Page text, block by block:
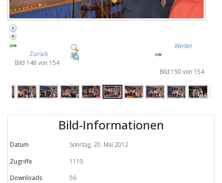
Zurück
Bild 148 von 154
Weiter
Bild 150 von 154
Bild-Informationen
Datum
Sonntag, 20. Mai 2012
Zugriffe
1119
Downloads
56